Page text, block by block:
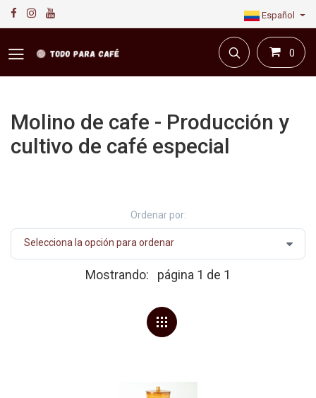
Español
0
Molino de cafe - Producción y
cultivo de café especial
Ordenar por:
Mostrando: página 1 de 1